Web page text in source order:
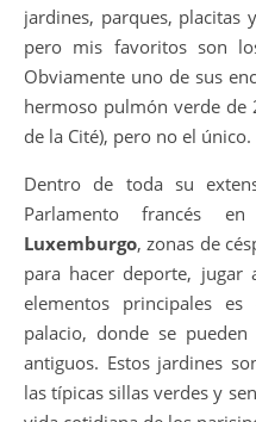
jardines, parques, placitas
pero mis favoritos son
Obviamente uno de sus
hermoso pulmón verde de
de la Cité), pero no el único.
Dentro de toda su
Parlamento francés
Luxemburgo, zonas de
para hacer deporte, jugar
elementos principales
palacio, donde se
antiguos. Estos jardines
las típicas sillas verdes y